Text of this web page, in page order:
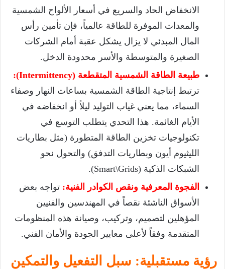
الانخفاض الحاد والسريع في أسعار الألواح الشمسية
والمعدات الموفرة للطاقة عالمياً، فإن تأمين رأس
المال المبدئي لا يزال يشكل عقبة أمام الشركات
الصغيرة والمتوسطة والأسر محدودة الدخل.
طبيعة الطاقة الشمسية المتقطعة (Intermittency):
ترتبط إنتاجية الطاقة الشمسية بساعات النهار وصفاء
السماء، مما يعني غياب التوليد ليلاً أو انخفاضه في
الأيام الغائمة. هذا التحدي يتطلب التوسع في
تكنولوجيات تخزين الطاقة المتطورة (مثل بطاريات
الليثيوم أيون وبطاريات التدفق) والتحول نحو
الشبكات الذكية (Smart\Grids
).
الفجوة المعرفية ونقص الكوادر الفنية: تواجه بعض
الأسواق الناشئة نقصاً في المهندسين والفنيين
المؤهلين لتصميم، وتركيب، وصيانة هذه المنظومات
المتقدمة وفقاً لأعلى معايير الجودة والأمان الفني.
رؤية مستقبلية: سبل التفعيل والتمكين